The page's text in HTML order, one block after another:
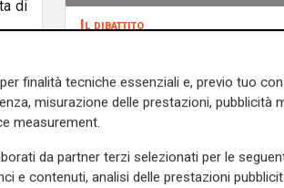
di
Il dibattito
informazioni
rispetto della legalità"
di
finalità tecniche essenziali e, previo tuo
misurazione delle prestazioni, pubblicità
measurement.
da partner terzi selezionati per le
e contenuti, analisi delle prestazioni